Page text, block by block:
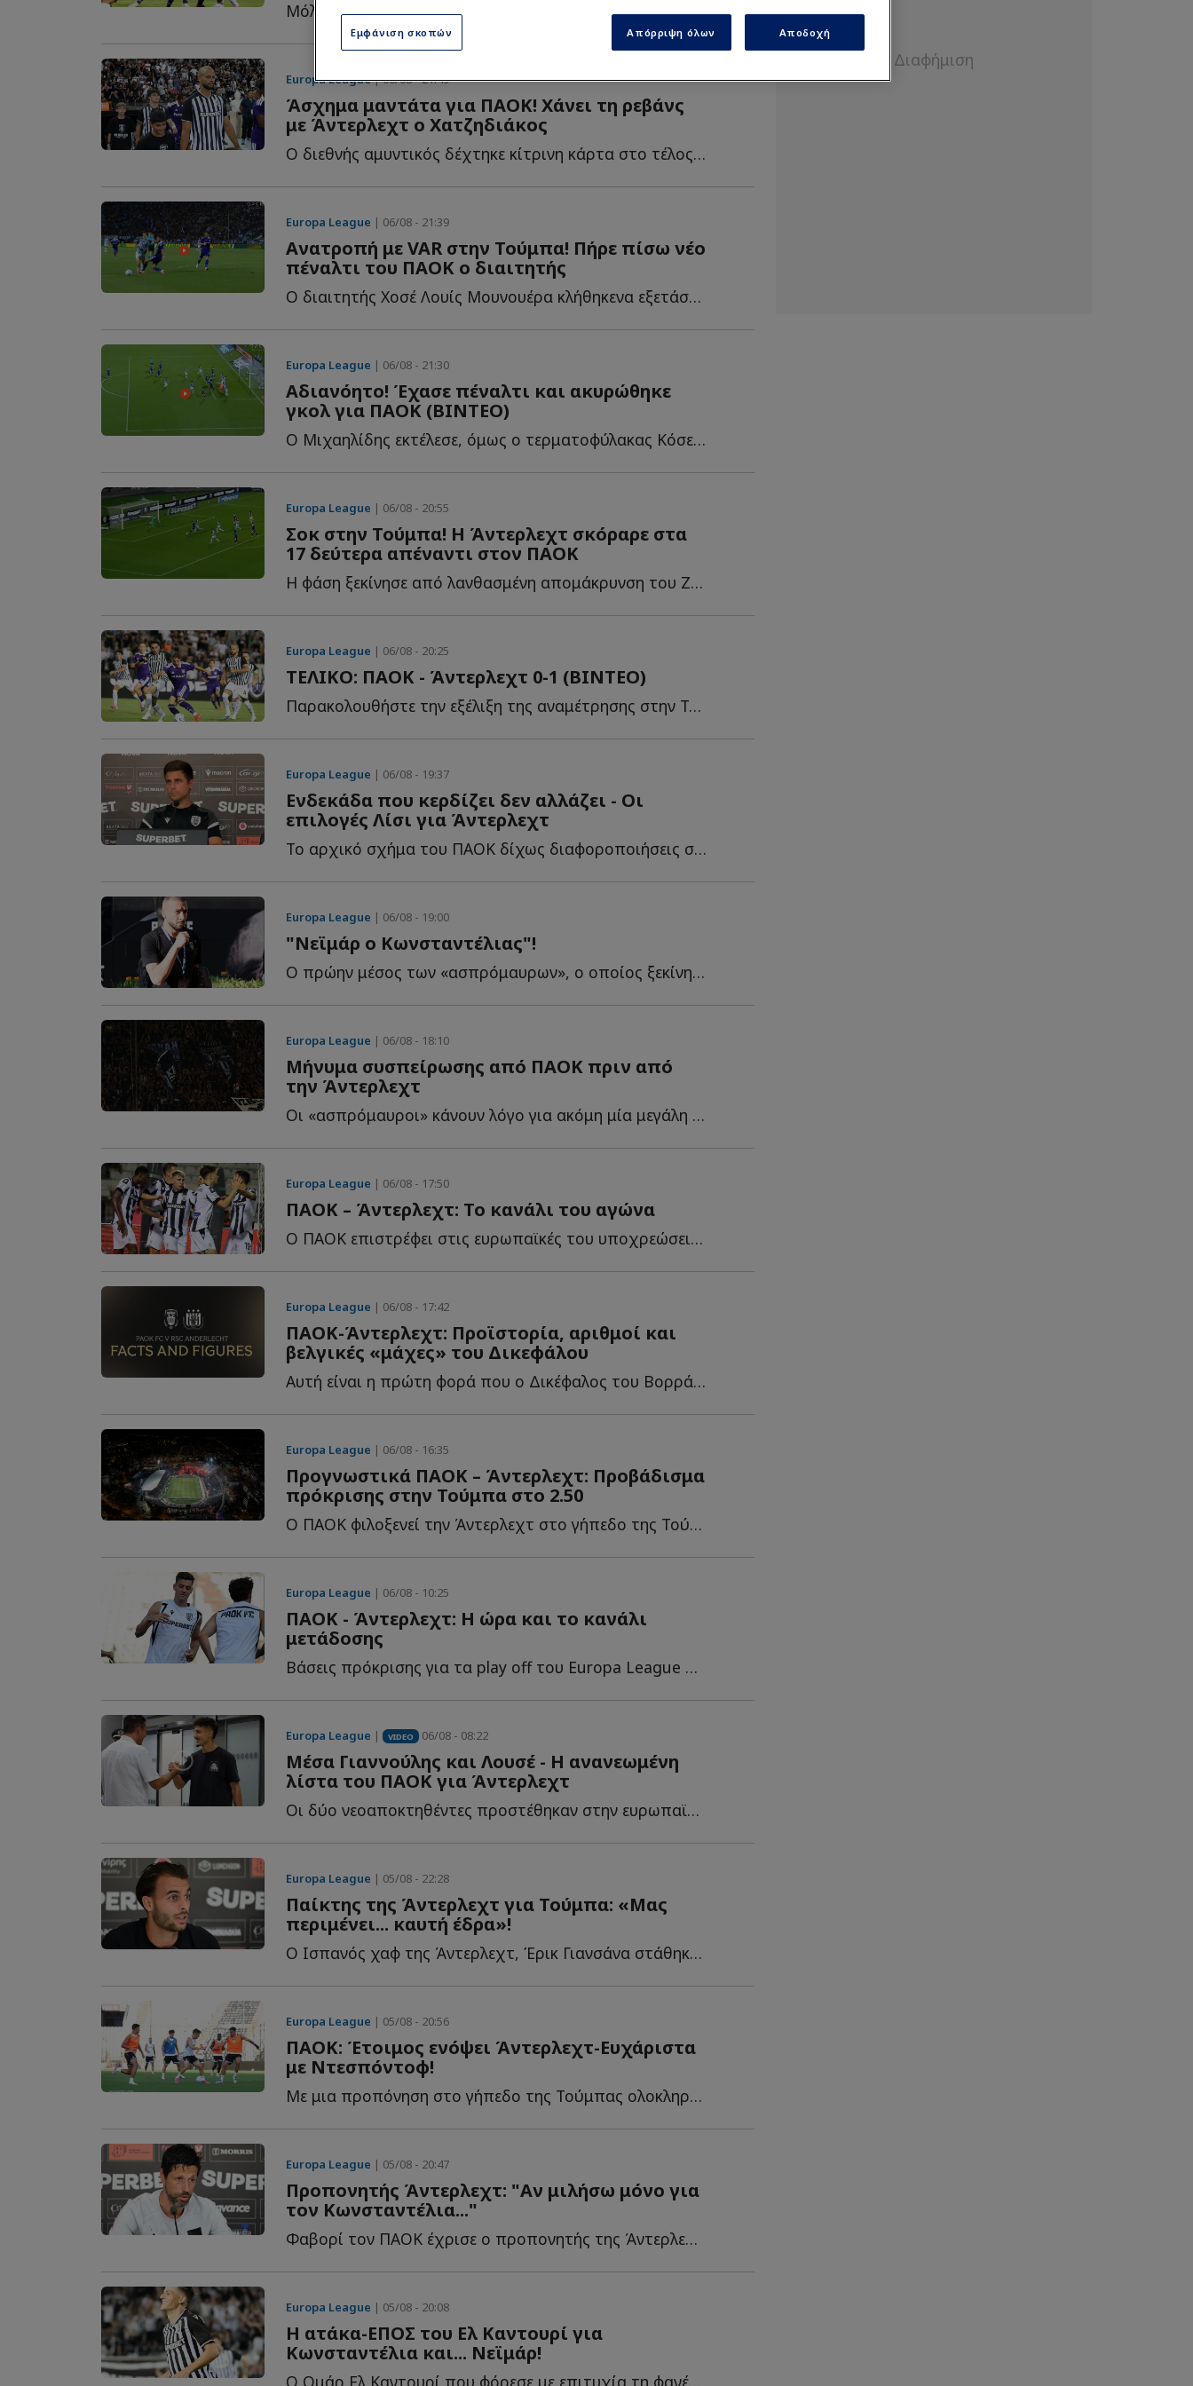
Μόλις στα 17 δευτερόλεπτα σκόραρε η Άντερλεχτ για το 0-...
Europa League| 06/08 - 21:49
Άσχημα μαντάτα για ΠΑΟΚ! Χάνει τη ρεβάνς
με Άντερλεχτ ο Χατζηδιάκος
Ο διεθνής αμυντικός δέχτηκε κίτρινη κάρτα στο τέλος τ...
Europa League | 06/08 - 21:39
Ανατροπή με VAR στην Τούμπα! Πήρε πίσω νέο
πέναλτι του ΠΑΟΚ ο διαιτητής
Ο διαιτητής Χοσέ Λουίς Μουνουέρα κλήθηκενα εξετάσει τ...
Europa League | 06/08 - 21:30
Αδιανόητο! Έχασε πέναλτι και ακυρώθηκε
γκολ για ΠΑΟΚ (ΒΙΝΤΕΟ)
Ο Μιχαηλίδης εκτέλεσε, όμως ο τερματοφύλακας Κόσεμανς α...
Europa League | 06/08 - 20:55
Σοκ στην Τούμπα! Η Άντερλεχτ σκόραρε στα
17 δεύτερα απέναντι στον ΠΑΟΚ
Η φάση ξεκίνησε από λανθασμένη απομάκρυνση του Ζίβκοβιτς, μ...
Europa League | 06/08 - 20:25
ΤΕΛΙΚΟ: ΠΑΟΚ - Άντερλεχτ 0-1 (ΒΙΝΤΕΟ)
Παρακολουθήστε την εξέλιξη της αναμέτρησης στην Τούμπα γ...
Europa League | 06/08 - 19:37
Ενδεκάδα που κερδίζει δεν αλλάζει - Οι
επιλογές Λίσι για Άντερλεχτ
Το αρχικό σχήμα του ΠΑΟΚ δίχως διαφοροποιήσεις σε σχέση μ...
Europa League | 06/08 - 19:00
"Νεϊμάρ ο Κωνσταντέλιας"!
Ο πρώην μέσος των «ασπρόμαυρων», ο οποίος ξεκίνησε τ...
Europa League | 06/08 - 18:10
Μήνυμα συσπείρωσης από ΠΑΟΚ πριν από
την Άντερλεχτ
Οι «ασπρόμαυροι» κάνουν λόγο για ακόμη μία μεγάλη ευρωπαϊκή β...
Europa League | 06/08 - 17:50
ΠΑΟΚ – Άντερλεχτ: Το κανάλι του αγώνα
Ο ΠΑΟΚ επιστρέφει στις ευρωπαϊκές του υποχρεώσεις, υ...
Europa League | 06/08 - 17:42
ΠΑΟΚ-Άντερλεχτ: Προϊστορία, αριθμοί και
βελγικές «μάχες» του Δικεφάλου
Αυτή είναι η πρώτη φορά που ο Δικέφαλος του Βορρά συναντά τ...
Europa League | 06/08 - 16:35
Προγνωστικά ΠΑΟΚ – Άντερλεχτ: Προβάδισμα
πρόκρισης στην Τούμπα στο 2.50
Ο ΠΑΟΚ φιλοξενεί την Άντερλεχτ στο γήπεδο της Τούμπας, σ...
Europa League | 06/08 - 10:25
ΠΑΟΚ - Άντερλεχτ: Η ώρα και το κανάλι
μετάδοσης
Βάσεις πρόκρισης για τα play off του Europa League προσδοκά να β...
Europa League | VIDEO 06/08 - 08:22
Μέσα Γιαννούλης και Λουσέ - Η ανανεωμένη
λίστα του ΠΑΟΚ για Άντερλεχτ
Οι δύο νεοαποκτηθέντες προστέθηκαν στην ευρωπαϊκή λ...
Europa League | 05/08 - 22:28
Παίκτης της Άντερλεχτ για Τούμπα: «Μας
περιμένει... καυτή έδρα»!
Ο Ισπανός χαφ της Άντερλεχτ, Έρικ Γιανσάνα στάθηκε κ...
Europa League | 05/08 - 20:56
ΠΑΟΚ: Έτοιμος ενόψει Άντερλεχτ-Ευχάριστα
με Ντεσπόντοφ!
Με μια προπόνηση στο γήπεδο της Τούμπας ολοκληρώθηκε η...
Europa League | 05/08 - 20:47
Προπονητής Άντερλεχτ: "Αν μιλήσω μόνο για
τον Κωνσταντέλια..."
Φαβορί τον ΠΑΟΚ έχρισε ο προπονητής της Άντερλεχτ, Β...
Europa League | 05/08 - 20:08
Η ατάκα-ΕΠΟΣ του Ελ Καντουρί για
Κωνσταντέλια και... Νεϊμάρ!
Εμφάνιση σκοπών Απόρριψη όλων Αποδοχή